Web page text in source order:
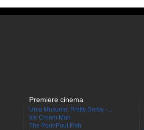
Premiere cinema
Uma Musume: Pretty Derby -...
Ice Cream Man
The Pout-Pout Fish